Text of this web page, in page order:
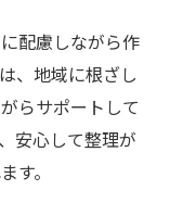
ック方法
選び方
べき点
用管理
ト
配慮しながら作
、地域に根ざし
らサポートして
安心して整理が
す。